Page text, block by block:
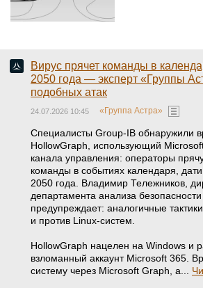
Вирус прячет команды в
2050 года — эксперт «Группы
подобных атак
24.07.2026 10:45 «Группа Астра»
Специалисты Group-IB обнаружили
HollowGraph, использующий
канала управления: операторы
команды в событиях календаря,
2050 года. Владимир Тележников,
департамента анализа
предупреждает: аналогичные
и против Linux-систем.
HollowGraph нацелен на Windows и
взломанный аккаунт Microsoft 365.
систему через Microsoft Graph, а...